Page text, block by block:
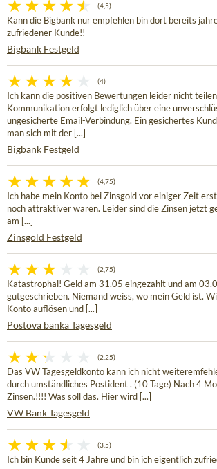
(4,5)
Kann die Bigbank nur empfehlen bin dort bereits
zufriedener Kunde!!
Bigbank Festgeld
(4)
Ich kann die positiven Bewertungen leider nicht
Kommunikation erfolgt lediglich über eine
ungesicherte Email-Verbindung. Ein gesichertes
man sich mit der [...]
Bigbank Festgeld
(4,75)
Ich habe mein Konto bei Zinsgold vor einiger Zeit
noch attraktiver waren. Leider sind die Zinsen jetzt
am [...]
Zinsgold Festgeld
(2,75)
Katastrophal! Geld am 31.05 eingezahlt und am
gutgeschrieben. Niemand weiss, wo mein Geld ist.
Konto auflösen und [...]
Postova banka Tagesgeld
(2,25)
Das VW Tagesgeldkonto kann ich nicht
durch umständliches Postident . (10 Tage) Nach 4
Zinsen.!!!! Was soll das. Hier wird [...]
VW Bank Tagesgeld
(3,5)
Ich bin Kunde seit 4 Jahre und bin ich eigentlich